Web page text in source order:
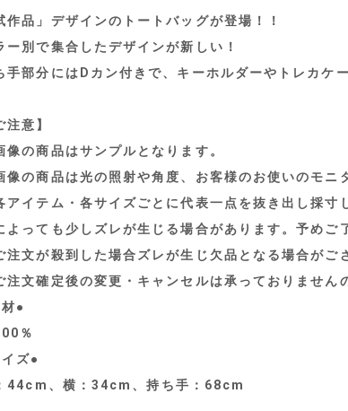
作品」デザインのトートバッグが登場！！
ー別で集合したデザインが新しい！
手部分にはDカン付きで、キーホルダーやトレカケ
注意】
像の商品はサンプルとなります。
像の商品は光の照射や角度、お客様のお使いのモ
アイテム・各サイズごとに代表一点を抜き出し採
よっても少しズレが生じる場合があります。予めご
注文が殺到した場合ズレが生じ欠品となる場合がご
注文確定後の変更・キャンセルは承っておりません
●
％
ズ●
44cm、横：34cm、持ち手：68cm